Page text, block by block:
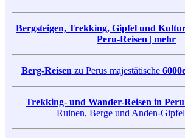
Bergsteigen, Trekking, Gipfel und
Peru-Reisen | mehr
Berg-Reisen zu Perus majestätische
Trekking- und Wander-Reisen in Peru
Ruinen, Berge und Anden-